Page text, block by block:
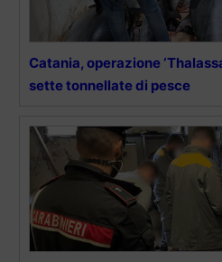
Catania, operazione
sette tonnellate di pesce